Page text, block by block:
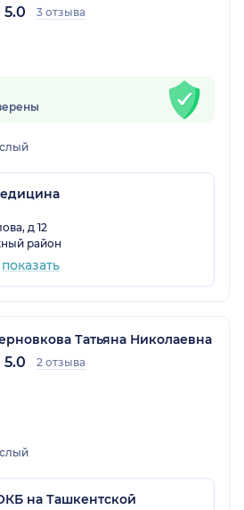
5.0 3 отзыва
д 12
район
показать
Татьяна Николаевна
5.0 2 отзыва
на Ташкентской